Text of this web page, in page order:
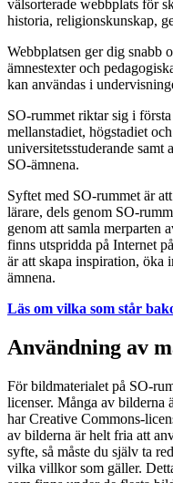
välsorterade webbplats för
historia, religionskunskap,
Webbplatsen ger dig snabb
ämnestexter och
kan användas i
SO-rummet riktar sig i
mellanstadiet, högstadiet
universitetsstuderande samt
SO-ämnena.
Syftet med SO-rummet är
lärare, dels genom SO-
genom att samla merparten
finns utspridda på Internet
är att skapa inspiration, öka
ämnena.
Läs om vilka som står
Användning av
För bildmaterialet på SO-
licenser. Många av bilderna
har Creative Commons-
av bilderna är helt fria att
syfte, så måste du själv ta
vilka villkor som gäller.